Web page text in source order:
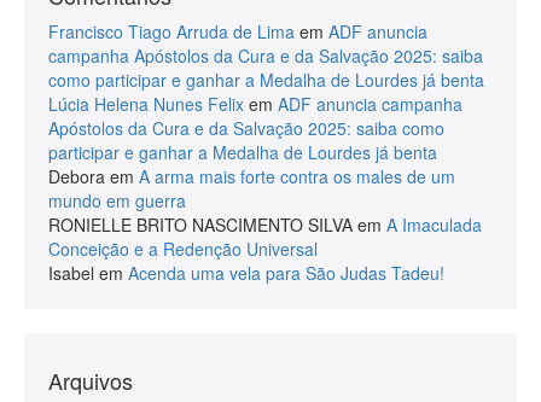
Francisco Tiago Arruda de Lima em ADF anuncia
campanha Apóstolos da Cura e da Salvação 2025: saiba
como participar e ganhar a Medalha de Lourdes já benta
Lúcia Helena Nunes Felix em ADF anuncia campanha
Apóstolos da Cura e da Salvação 2025: saiba como
participar e ganhar a Medalha de Lourdes já benta
Debora em A arma mais forte contra os males de um
mundo em guerra
RONIELLE BRITO NASCIMENTO SILVA em A Imaculada
Conceição e a Redenção Universal
Isabel em Acenda uma vela para São Judas Tadeu!
Arquivos